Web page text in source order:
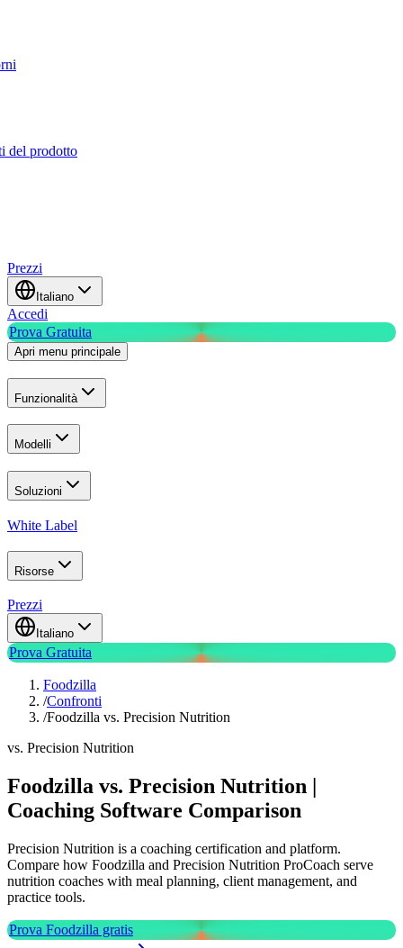
del prodotto
Prezzi
Italiano
Accedi
Prova Gratuita
Apri menu principale
Funzionalità
Modelli
Soluzioni
White Label
Risorse
Prezzi
Italiano
Prova Gratuita
Foodzilla
/Confronti
/Foodzilla vs. Precision Nutrition
vs. Precision Nutrition
Foodzilla vs. Precision Nutrition |
Coaching Software Comparison
Precision Nutrition is a coaching certification and platform.
Compare how Foodzilla and Precision Nutrition ProCoach serve
nutrition coaches with meal planning, client management, and
practice tools.
Prova Foodzilla gratis